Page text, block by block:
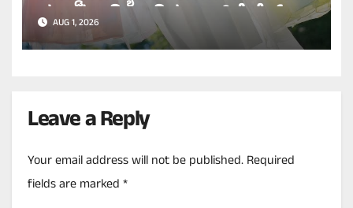
ಸುಲಭವಾಗಿ ಒಣಗಿಸಲು ಇಲ್ಲಿವೆ ಬೆಸ್ಟ್
ಟಿಪ್ಸ್!
AUG 1, 2026
Leave a Reply
Your email address will not be published.Required
fields are marked*